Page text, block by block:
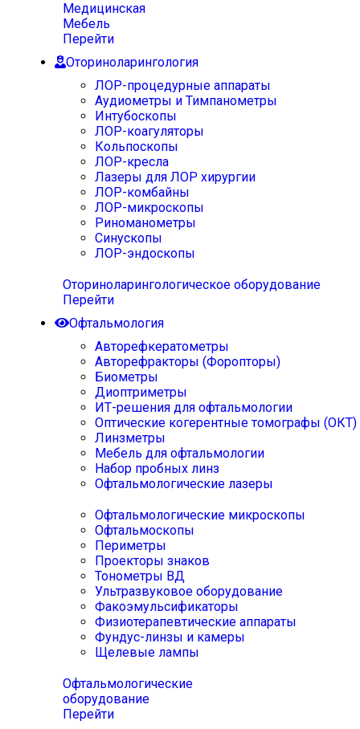
Медицинская
Мебель
Перейти
Оториноларингология
ЛОР-процедурные аппараты
Аудиометры и Тимпанометры
Интубоскопы
ЛОР-коагуляторы
Кольпоскопы
ЛОР-кресла
Лазеры для ЛОР хирургии
ЛОР-комбайны
ЛОР-микроскопы
Риноманометры
Синускопы
ЛОР-эндоскопы
Оториноларингологическое оборудование
Перейти
Офтальмология
Авторефкератометры
Авторефракторы (Форопторы)
Биометры
Диоптриметры
ИТ-решения для офтальмологии
Оптические когерентные томографы (ОКТ)
Линзметры
Мебель для офтальмологии
Набор пробных линз
Офтальмологические лазеры
Офтальмологические микроскопы
Офтальмоскопы
Периметры
Проекторы знаков
Тонометры ВД
Ультразвуковое оборудование
Факоэмульсификаторы
Физиотерапевтические аппараты
Фундус-линзы и камеры
Щелевые лампы
Офтальмологические
оборудование
Перейти